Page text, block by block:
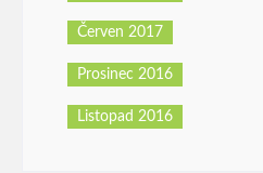
Červen 2017
Prosinec 2016
Listopad 2016